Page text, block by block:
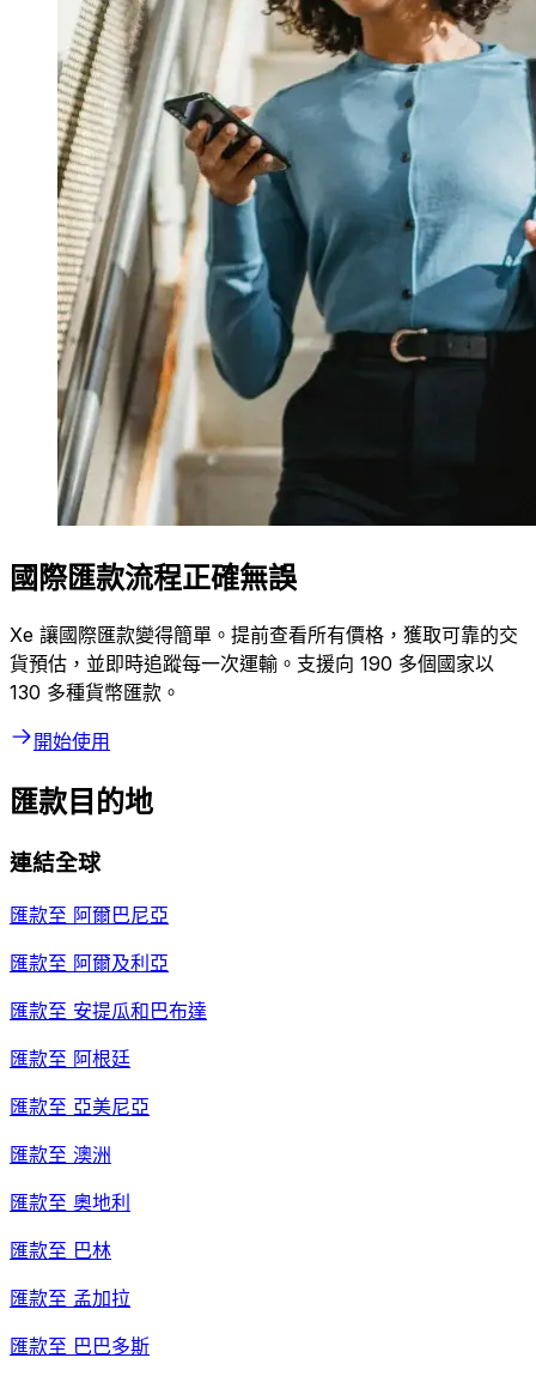
國際匯款流程正確無誤
Xe 讓國際匯款變得簡單。提前查看所有價格，獲取可靠的交
貨預估，並即時追蹤每一次運輸。支援向 190 多個國家以
130 多種貨幣匯款。
開始使用
匯款目的地
連結全球
匯款至 阿爾巴尼亞
匯款至 阿爾及利亞
匯款至 安提瓜和巴布達
匯款至 阿根廷
匯款至 亞美尼亞
匯款至 澳洲
匯款至 奧地利
匯款至 巴林
匯款至 孟加拉
匯款至 巴巴多斯